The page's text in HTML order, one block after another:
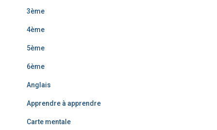
3ème
4ème
5ème
6ème
Anglais
Apprendre à apprendre
Carte mentale